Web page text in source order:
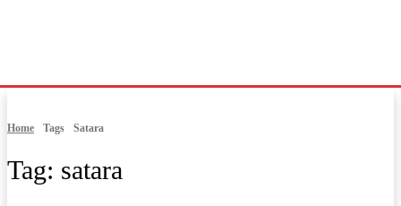
Home Tags Satara
Tag: satara